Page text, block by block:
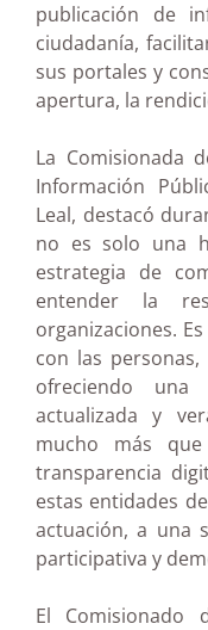
publicación de
ciudadanía,
sus portales y
apertura, la
La Comisionada
Información
Leal, destacó
no es solo una
estrategia de
entender la
organizaciones.
con las
ofreciendo una
actualizada y
mucho más
transparencia
estas entidades
actuación, a una
participativa y
El Comisionado